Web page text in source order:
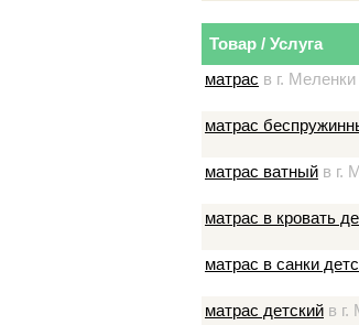
Товар / Услуга
матрас в г. Меленки
матрас
матрас ватный в г.
матрас в кровать
матрас в санки
матрас детский в г.